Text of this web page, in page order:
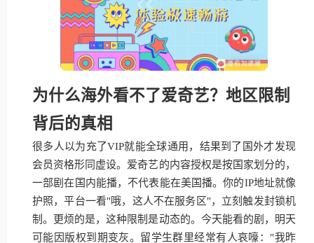
为什么海外看不了爱奇艺？地区限制
背后的真相
很多人以为充了VIP就能全球通用，结果到了国外才发现
会员资格形同虚设。爱奇艺的内容授权是按国家划分的，
一部剧在国内能播，不代表能在美国播。你的IP地址就像
护照，平台一看"哦，这人不在服务区"，立刻触发封锁机
制。更烦的是，这种限制是动态的。今天能看的剧，明天
可能因版权到期变灰。留学生群里经常有人哀嚎："我昨